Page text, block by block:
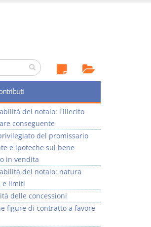
del notaio: l'illecito
conseguente
del promissario
e ipoteche sul bene
in vendita
del notaio: natura
e limiti
delle concessioni
figure di contratto a favore